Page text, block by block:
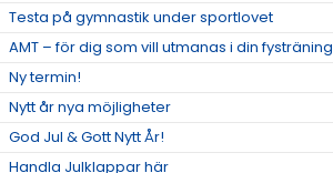
Testa på gymnastik under sportlovet
AMT – för dig som vill utmanas i din fysträning
Ny termin!
Nytt år nya möjligheter
God Jul & Gott Nytt År!
Handla Julklappar här